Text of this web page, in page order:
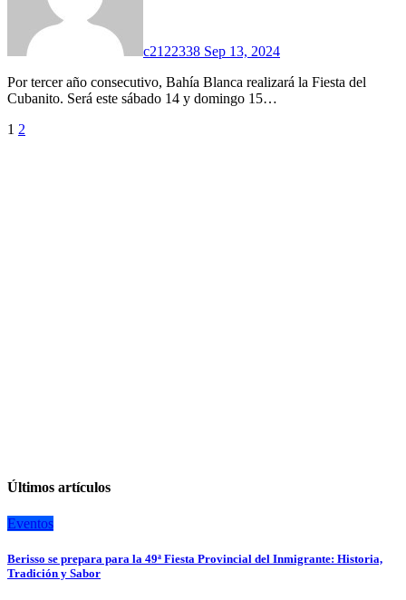
c2122338 Sep 13, 2024
Por tercer año consecutivo, Bahía Blanca realizará la Fiesta del
Cubanito. Será este sábado 14 y domingo 15…
Paginación
1 2
Últimos artículos
Eventos
Berisso se prepara para la 49ª Fiesta Provincial del Inmigrante: Historia,
Tradición y Sabor